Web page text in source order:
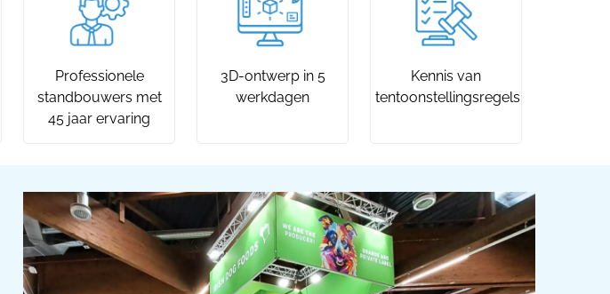
Professionele
standbouwers met
45 jaar ervaring
3D-ontwerp in 5
werkdagen
Kennis van
tentoonstellingsregels